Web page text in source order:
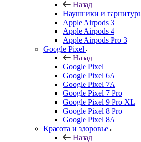
Назад
Наушники и
Apple Airpods 3
Apple Airpods 4
Apple Airpods Pro 3
Google Pixel
Назад
Google Pixel
Google Pixel 6A
Google Pixel 7А
Google Pixel 7 Pro
Google Pixel 9 Pro XL
Google Pixel 8 Pro
Google Pixel 8A
Красота и здоровье
Назад